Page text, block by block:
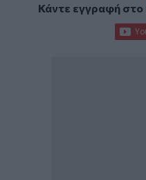
Κάντε εγγραφή στο